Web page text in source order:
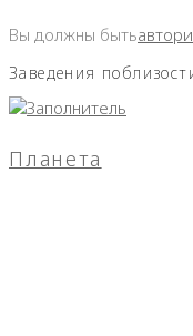
Вы должны быть
Заведения
Планета